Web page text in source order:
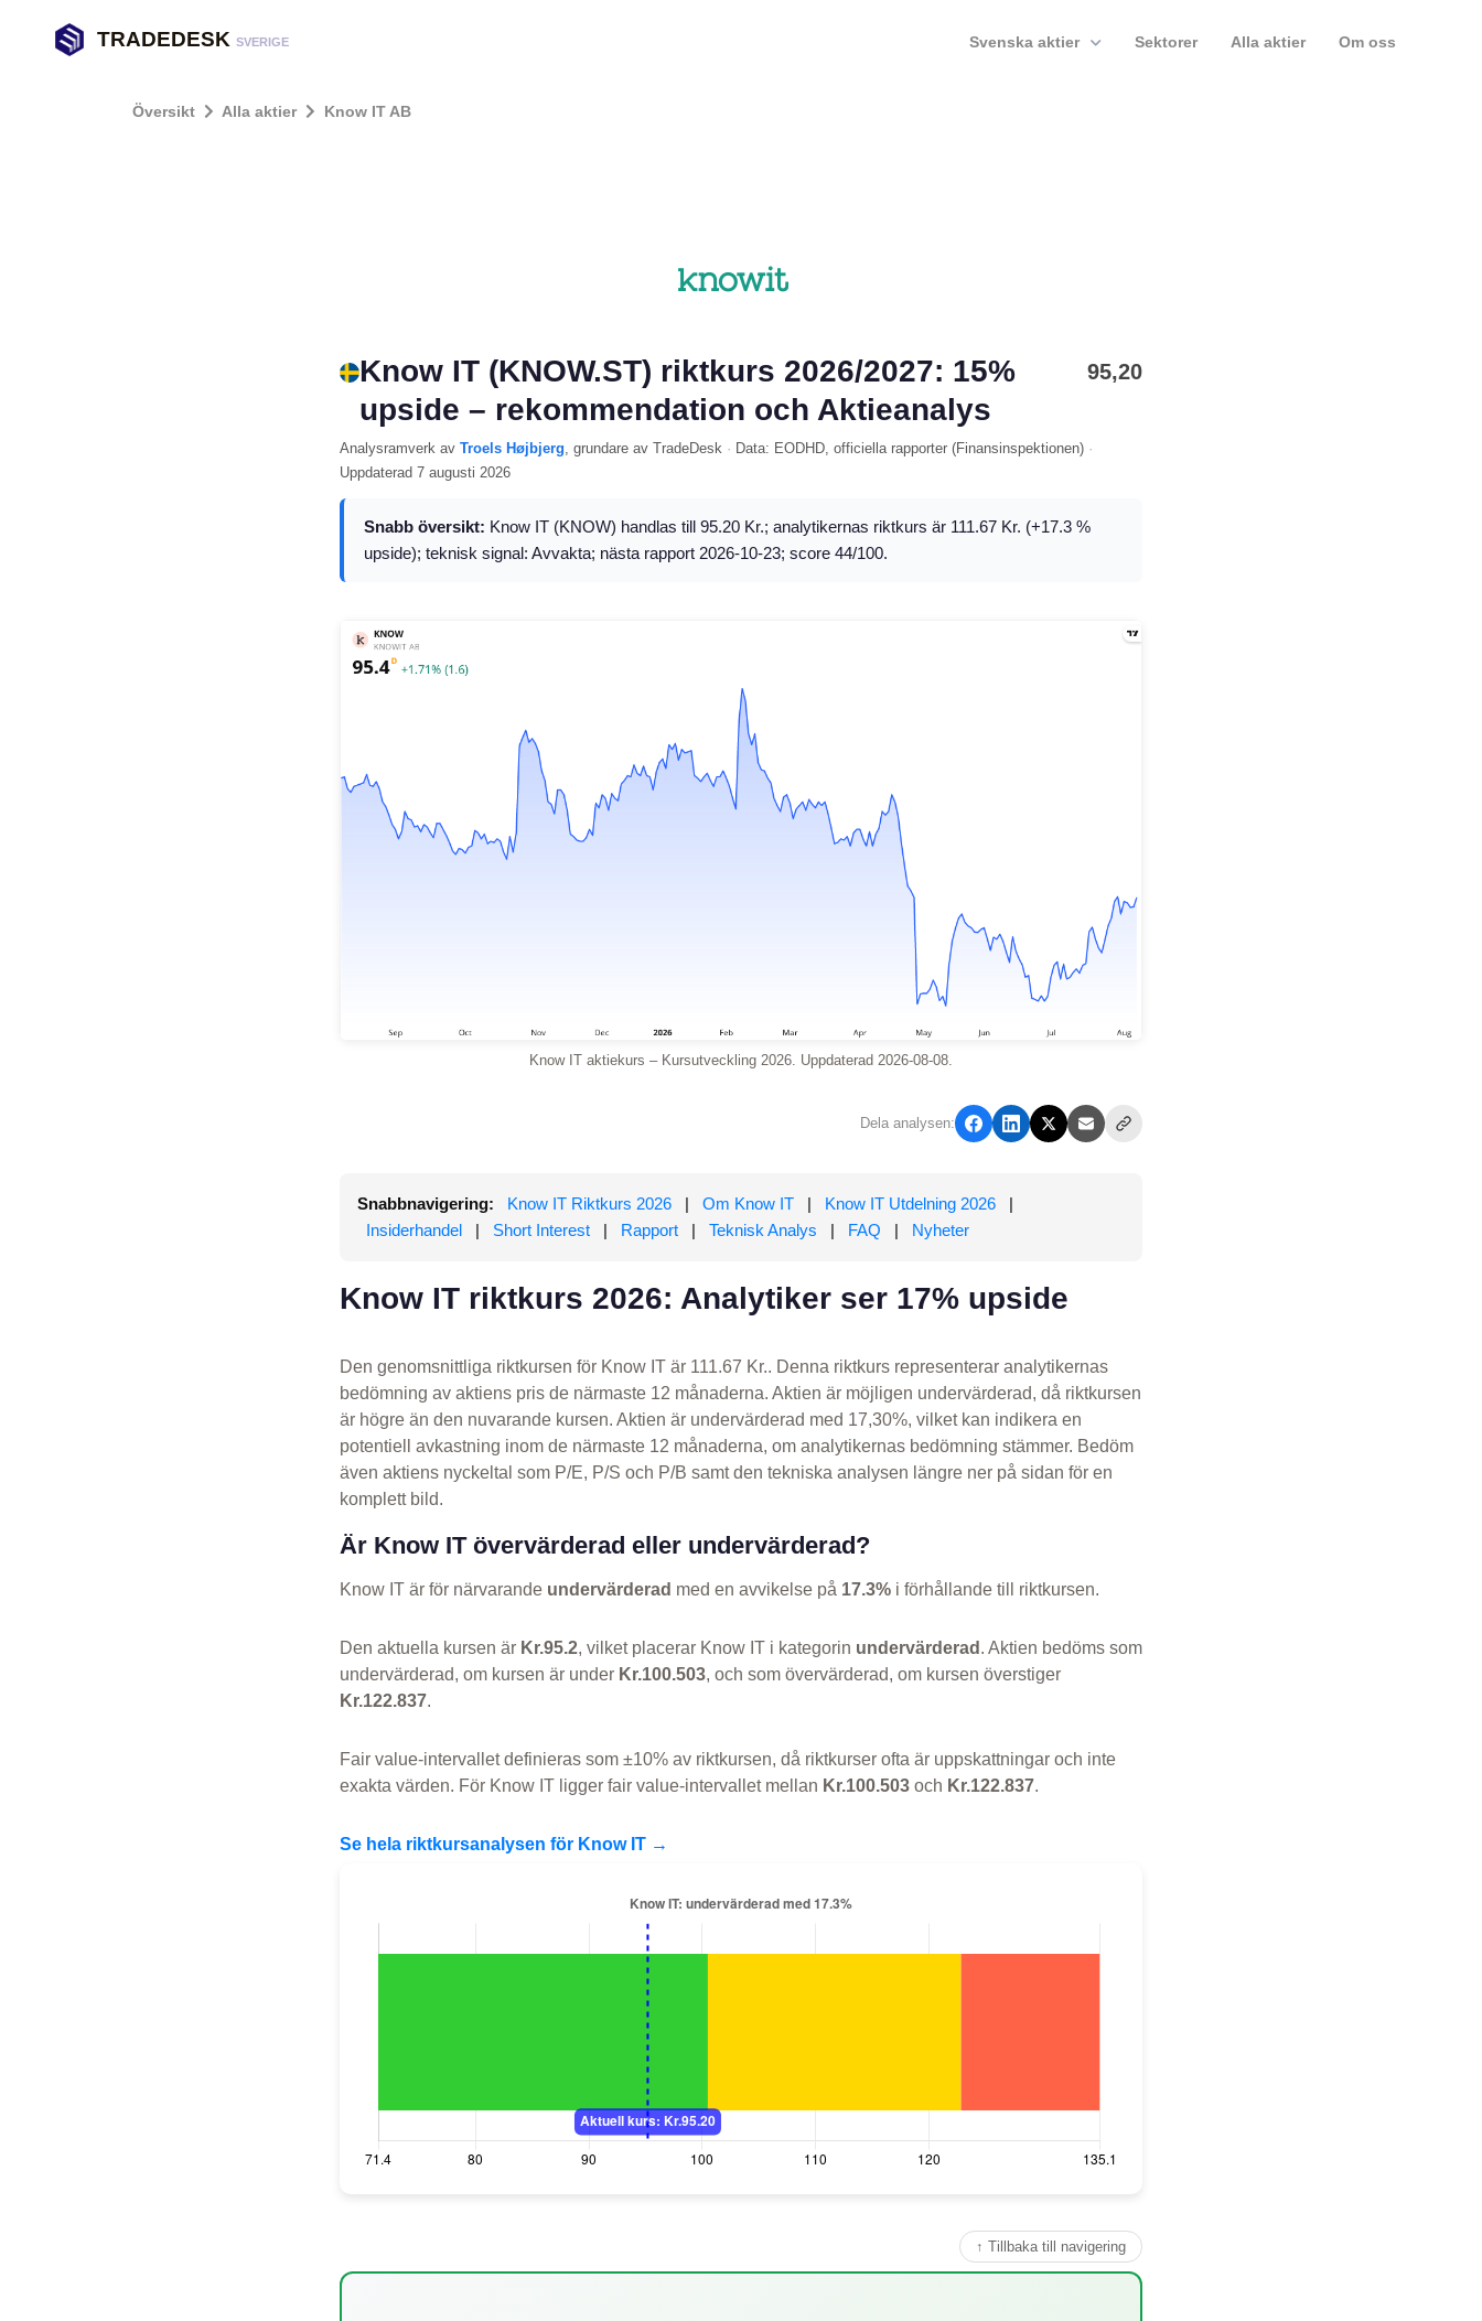
TRADEDESK SVERIGE Om oss
Alla aktier
Sektorer
Svenska aktier
Översikt Alla aktier Know IT AB
Know IT (KNOW.ST) riktkurs 2026/2027: 15%
upside – rekommendation och Aktieanalys
95,20
Analysramverk av Troels Højbjerg, grundare av TradeDesk · Data: EODHD, officiella rapporter (Finansinspektionen) ·
Uppdaterad 7 augusti 2026
Snabb översikt: Know IT (KNOW) handlas till 95.20 Kr.; analytikernas riktkurs är 111.67 Kr. (+17.3 %
upside); teknisk signal: Avvakta; nästa rapport 2026-10-23; score 44/100.
Know IT aktiekurs – Kursutveckling 2026. Uppdaterad 2026-08-08.
Dela analysen:
Snabbnavigering: Know IT Riktkurs 2026 | Om Know IT | Know IT Utdelning 2026
|
Insiderhandel
| Short Interest | Rapport | Teknisk Analys | FAQ | Nyheter
Know IT riktkurs 2026: Analytiker ser 17% upside
Den genomsnittliga riktkursen för Know IT är 111.67 Kr.. Denna riktkurs representerar analytikernas
bedömning av aktiens pris de närmaste 12 månaderna. Aktien är möjligen undervärderad, då riktkursen
är högre än den nuvarande kursen. Aktien är undervärderad med 17,30%, vilket kan indikera en
potentiell avkastning inom de närmaste 12 månaderna, om analytikernas bedömning stämmer. Bedöm
även aktiens nyckeltal som P/E, P/S och P/B samt den tekniska analysen längre ner på sidan för en
komplett bild.
Är Know IT övervärderad eller undervärderad?
Know IT är för närvarande undervärderad med en avvikelse på 17.3% i förhållande till riktkursen.
Den aktuella kursen är Kr.95.2, vilket placerar Know IT i kategorin undervärderad . Aktien bedöms som
undervärderad, om kursen är under Kr.100.503, och som övervärderad, om kursen överstiger
Kr.122.837.
Fair value-intervallet definieras som ±10% av riktkursen, då riktkurser ofta är uppskattningar och inte
exakta värden. För Know IT ligger fair value-intervallet mellan Kr.100.503 och Kr.122.837.
Se hela riktkursanalysen för Know IT →
↑ Tillbaka till navigering